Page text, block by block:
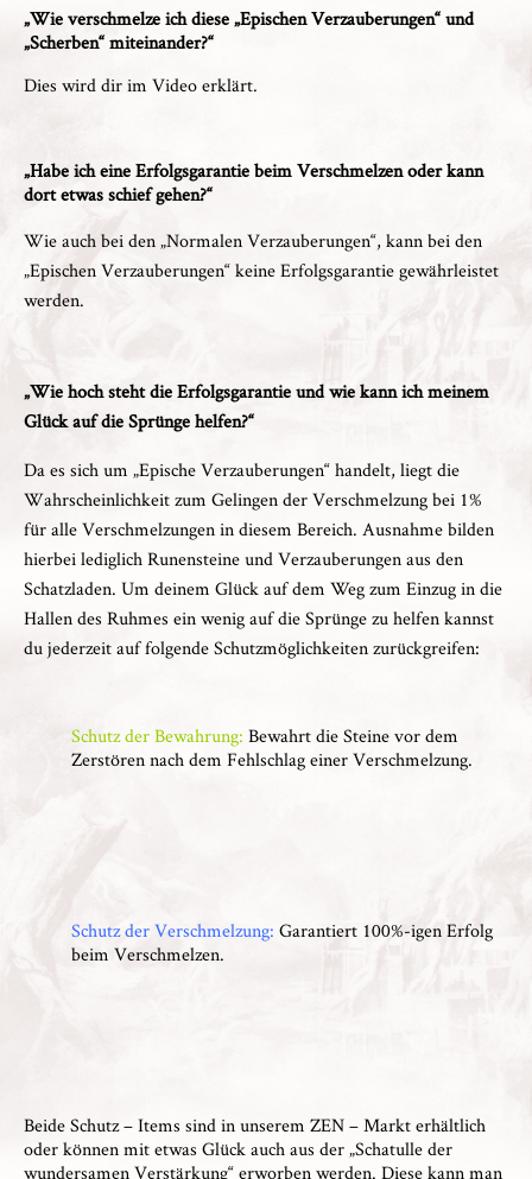
„Wie verschmelze ich diese „Epischen Verzauberungen“ und
„Scherben“ miteinander?“
Dies wird dir im Video erklärt.
„Habe ich eine Erfolgsgarantie beim Verschmelzen oder kann
dort etwas schief gehen?“
Wie auch bei den „Normalen Verzauberungen“, kann bei den
„Epischen Verzauberungen“ keine Erfolgsgarantie gewährleistet
werden.
„Wie hoch steht die Erfolgsgarantie und wie kann ich meinem
Glück auf die Sprünge helfen?“
Da es sich um „Epische Verzauberungen“ handelt, liegt die
Wahrscheinlichkeit zum Gelingen der Verschmelzung bei 1%
für alle Verschmelzungen in diesem Bereich. Ausnahme bilden
hierbei lediglich Runensteine und Verzauberungen aus den
Schatzladen. Um deinem Glück auf dem Weg zum Einzug in die
Hallen des Ruhmes ein wenig auf die Sprünge zu helfen kannst
du jederzeit auf folgende Schutzmöglichkeiten zurückgreifen:
Schutz der Bewahrung: Bewahrt die Steine vor dem
Zerstören nach dem Fehlschlag einer Verschmelzung.
Schutz der Verschmelzung: Garantiert 100%-igen Erfolg
beim Verschmelzen.
Beide Schutz – Items sind in unserem ZEN – Markterhältlich
oder können mit etwas Glück auch aus der „Schatulle der
wundersamen Verstärkung“ erworben werden. Diese kann man